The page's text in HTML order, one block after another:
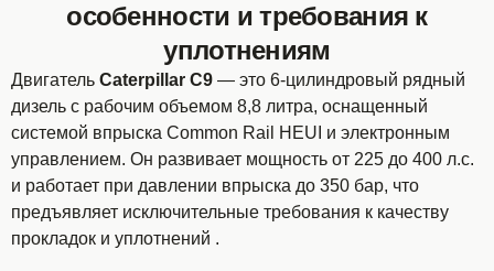
особенности и требования к
уплотнениям
Двигатель Caterpillar C9 — это 6-цилиндровый рядный
дизель с рабочим объемом 8,8 литра, оснащенный
системой впрыска Common Rail HEUI и электронным
управлением. Он развивает мощность от 225 до 400 л.с.
и работает при давлении впрыска до 350 бар, что
предъявляет исключительные требования к качеству
прокладок и уплотнений .